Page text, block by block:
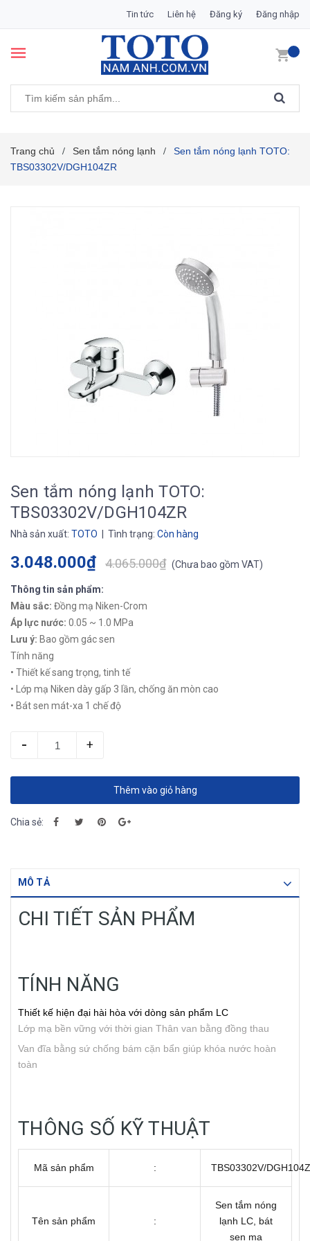
Tin tức Liên hệ Đăng ký Đăng nhập
Trang chủ / Sen tắm nóng lạnh /
Sen tắm nóng lạnh TOTO:
TBS03302V/DGH104ZR
Sen tắm nóng lạnh TOTO:
TBS03302V/DGH104ZR
Nhà sản xuất: TOTO | Tình trạng: Còn hàng
3.048.000₫ 4.065.000₫ (Chưa bao gồm VAT)
Thông tin sản phẩm:
Màu sắc: Đồng mạ Niken-Crom
Áp lực nước: 0.05 ~ 1.0 MPa
Lưu ý: Bao gồm gác sen
Tính năng
• Thiết kế sang trọng, tinh tế
• Lớp mạ Niken dày gấp 3 lần, chống ăn mòn cao
• Bát sen mát-xa 1 chế độ
- +
Thêm vào giỏ hàng
Chia sẻ:
MÔ TẢ
CHI TIẾT SẢN PHẨM
TÍNH NĂNG
Thiết kế hiện đại hài hòa với dòng sản phẩm LC
Lớp mạ bền vững với thời gian Thân van bằng đồng thau
Van đĩa bằng sứ chống bám cặn bẩn giúp khóa nước hoàn
toàn
THÔNG SỐ KỸ THUẬT
Mã sản phẩm : TBS03302V/
Tên sản phẩm :
Sen tắm nóng
lạnh LC, bát
sen mạ